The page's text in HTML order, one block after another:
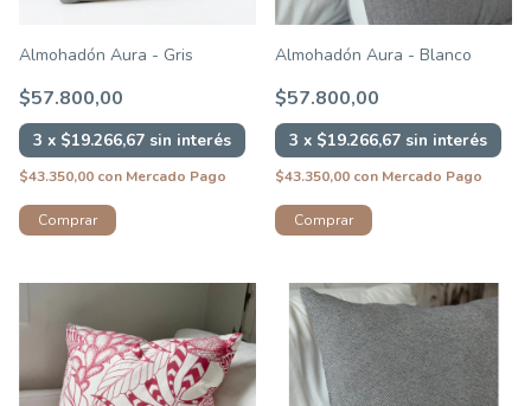
Almohadón Aura - Gris
$57.800,00
3 x $19.266,67 sin interés
$43.350,00 con Mercado Pago
Almohadón Aura - Blanco
$57.800,00
3 x $19.266,67 sin interés
$43.350,00 con Mercado Pago